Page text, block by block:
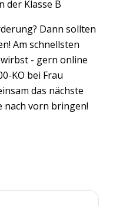
der Klasse B
Dann sollten
Am schnellsten
- gern online
KO bei Frau
das nächste
nach vorn bringen!